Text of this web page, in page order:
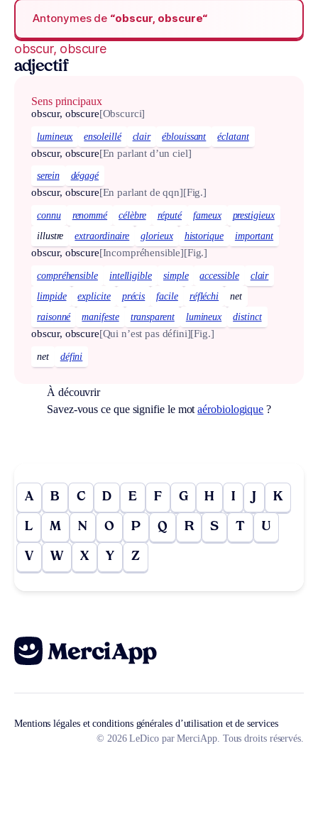
Antonymes de “obscur, obscure“
obscur, obscure
adjectif
Sens principaux
obscur, obscure[Obscurci]
lumineux ensoleillé clair éblouissant éclatant
obscur, obscure[En parlant d’un ciel]
serein dégagé
obscur, obscure[En parlant de qqn][Fig.]
connu renommé célèbre réputé fameux
prestigieux
illustre
extraordinaire glorieux historique important
obscur, obscure[Incompréhensible][Fig.]
compréhensible intelligible simple accessible
clair
limpide
explicite précis facile réfléchi
net
raisonné
manifeste transparent lumineux distinct
obscur, obscure[Qui n’est pas défini][Fig.]
net défini
À découvrir
Savez-vous ce que signifie le motaérobiologique ?
A B C D E F G H I J K
L M N O P Q R S T U
V W X Y Z
Mentions légales et conditions générales d’utilisation et de services
© 2026 LeDico par MerciApp. Tous droits réservés.